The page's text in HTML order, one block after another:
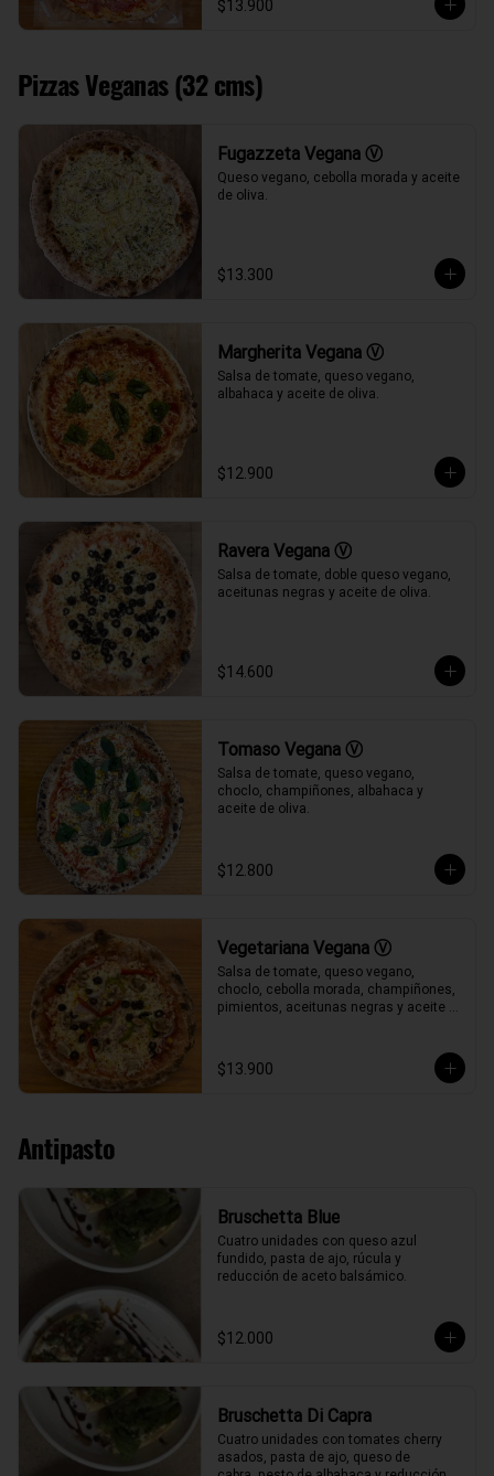
$13.900
Pizzas Veganas (32 cms)
Fugazzeta Vegana Ⓥ
Queso vegano, cebolla morada y aceite
de oliva.
$13.300
Margherita Vegana Ⓥ
Salsa de tomate, queso vegano,
albahaca y aceite de oliva.
$12.900
Ravera Vegana Ⓥ
Salsa de tomate, doble queso vegano,
aceitunas negras y aceite de oliva.
$14.600
Tomaso Vegana Ⓥ
Salsa de tomate, queso vegano,
choclo, champiñones, albahaca y
aceite de oliva.
$12.800
Vegetariana Vegana Ⓥ
Salsa de tomate, queso vegano,
choclo, cebolla morada, champiñones,
pimientos, aceitunas negras y aceite
$13.900
Antipasto
Bruschetta Blue
Cuatro unidades con queso azul
fundido, pasta de ajo, rúcula y
reducción de aceto balsámico.
$12.000
Bruschetta Di Capra
Cuatro unidades con tomates cherry
asados, pasta de ajo, queso de